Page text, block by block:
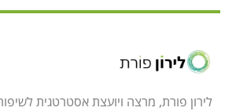
לירון פורת, מרצה ויועצת אסטרטגית